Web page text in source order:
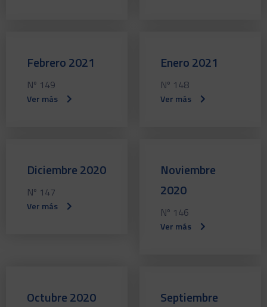
Febrero 2021
Nº 149
Ver más
Enero 2021
Nº 148
Ver más
Diciembre 2020
Nº 147
Ver más
Noviembre
2020
Nº 146
Ver más
Octubre 2020
Septiembre